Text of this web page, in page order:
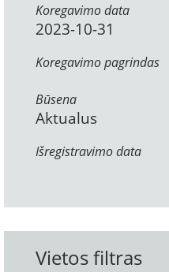
Koregavimo data
2023-10-31
Koregavimo pagrindas
Būsena
Aktualus
Išregistravimo data
Vietos filtras